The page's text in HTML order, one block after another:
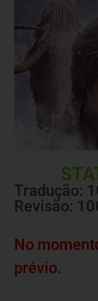
Tradução:
Revisão:
No
prévio.